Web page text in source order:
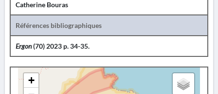
Catherine Bouras
Références bibliographiques
Ergon(70) 2023 p. 34-35.
+